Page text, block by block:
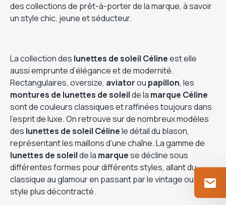
des collections de prêt-à-porter de la marque, à savoir
un style chic, jeune et séducteur.
La collection des lunettes de soleil Célineest elle
aussi emprunte d’élégance et de modernité.
Rectangulaires, oversize, aviatorou papillon, les
montures de lunettes de soleilde la marque Céline
sont de couleurs classiques et raffinées toujours dans
l’esprit de luxe. On retrouve sur de nombreux modèles
des lunettes de soleil Célinele détail du blason,
représentant les maillons d’une chaîne. La gamme de
lunettes de soleilde la marquese décline sous
différentes formes pour différents styles, allant du
classique au glamour en passant par le vintage ou un
style plus décontracté.